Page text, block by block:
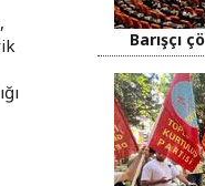
Barışçı